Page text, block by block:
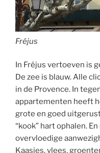
Fréjus
In Fréjus vertoeven is
De zee is blauw. Alle
in de Provence. In
appartementen heeft
grote en goed
“kook” hart ophalen.
overvloedige
Kaasjes, vlees,